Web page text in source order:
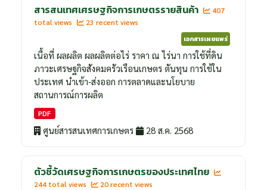
สารสนเทศเศรษฐกิจการเกษตรรายสินค้า
407
total views
23 recent views
เอกสารเผยแพร่
เนื้อที่ ผลผลิต ผลผลิตต่อไร่ ราคา ณ ไร่นา การใช้ที่ดิน
ภาวะเศรษฐกิจสังคมครัวเรือนเกษตร ตันทุน การใช้ใน
ประเทศ นำเข้า-ส่งออก การตลาดและนโยบาย
สถานการณ์การผลิต
PDF
ศูนย์สารสนเทศการเกษตร 28 ส.ค. 2568
ตัวชี้วัดเศรษฐกิจการเกษตรของประเทศไทย
244 total views
20 recent views